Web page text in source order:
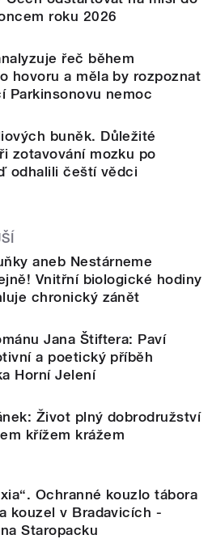
roku 2026
řeč během
hovoru a měla by rozpoznat
Parkinsonovu nemoc
buněk. Důležité
zotavování mozku po
odhalili čeští vědci
aneb Nestárneme
Vnitřní biologické hodiny
chronický zánět
Jana Štiftera: Paví
a poetický příběh
Horní Jelení
Život plný dobrodružství
křížem krážem
Ochranné kouzlo tábora
kouzel v Bradavicích -
Staropacku